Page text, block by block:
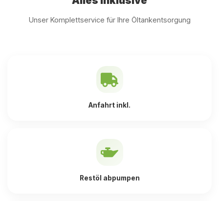
Unser Komplettservice für Ihre Öltankentsorgung
Anfahrt inkl.
Restöl abpumpen